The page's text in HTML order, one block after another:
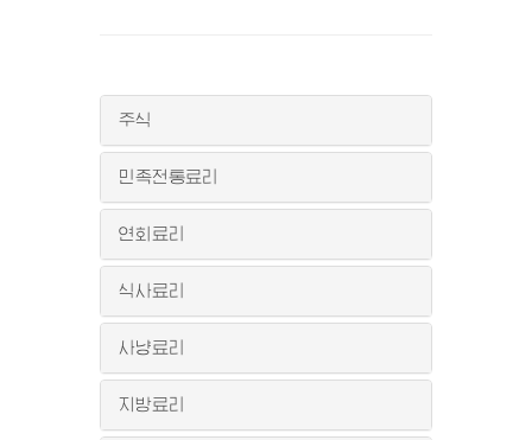
주식
민족전통료리
연회료리
식사료리
사냥료리
지방료리